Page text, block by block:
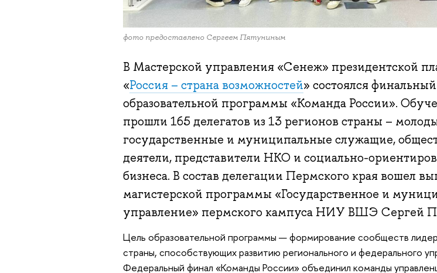
фото предоставлено Сергеем Пятуниным
В Мастерской управления «Сенеж» президентской
«Россия – страна возможностей» состоялся
образовательной программы «Команда России».
прошли 165 делегатов из 13 регионов страны –
государственные и муниципальные служащие,
деятели, представители НКО и социально-
бизнеса. В состав делегации Пермского края вошел
магистерской программы «Государственное и
управление» пермского кампуса НИУ ВШЭ Сергей
Цель образовательной программы — формирование сообществ
страны, способствующих развитию регионального и федерального
Федеральный финал «Команды России» объединил команды